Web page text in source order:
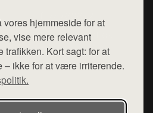
hjemmeside for at
vise mere relevant
trafikken. Kort sagt: for at
– ikke for at være irriterende.
Mail: hej@want.dk
Cookie- og privatlivspolitik